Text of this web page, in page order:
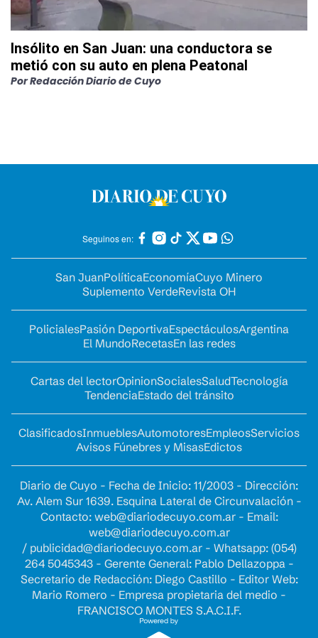
Insólito en San Juan: una conductora se
metió con su auto en plena Peatonal
PorRedacción Diario de Cuyo
Seguinos en:
San JuanPolíticaEconomíaCuyo Minero
Suplemento VerdeRevista OH
PolicialesPasión DeportivaEspectáculosArgentina
El MundoRecetasEn las redes
Cartas del lectorOpinionSocialesSaludTecnología
TendenciaEstado del tránsito
ClasificadosInmueblesAutomotoresEmpleosServicios
Avisos Fúnebres y MisasEdictos
Diario de Cuyo - Fecha de Inicio: 11/2003 - Dirección:
Av. Alem Sur 1639. Esquina Lateral de Circunvalación -
Contacto: web@diariodecuyo.com.ar- Email:
web@diariodecuyo.com.ar
/ publicidad@diariodecuyo.com.ar- Whatsapp: (054)
264 5045343 - Gerente General: Pablo Dellazoppa -
Secretario de Redacción: Diego Castillo - Editor Web:
Mario Romero - Empresa propietaria del medio -
FRANCISCO MONTES S.A.C.I.F.